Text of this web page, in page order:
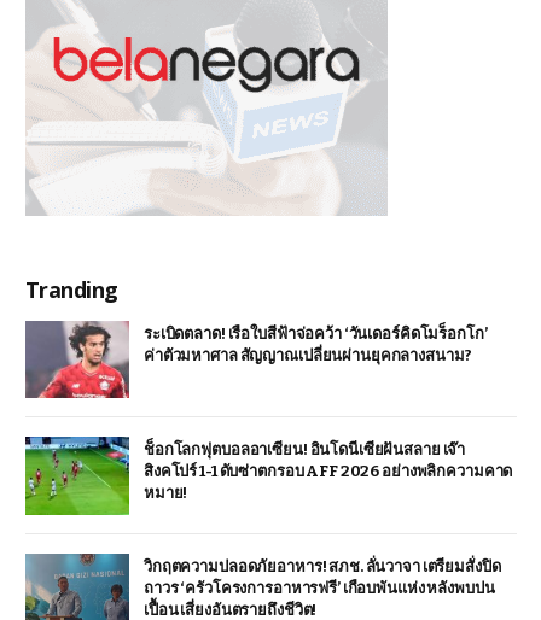
Tranding
ระเบิดตลาด! เรือใบสีฟ้าจ่อคว้า ‘วันเดอร์คิดโมร็อกโก’
ค่าตัวมหาศาล สัญญาณเปลี่ยนผ่านยุคกลางสนาม?
ช็อกโลกฟุตบอลอาเซียน! อินโดนีเซียฝันสลาย เจ๊า
สิงคโปร์ 1-1 ดับซ่าตกรอบ AFF 2026 อย่างพลิกความคาด
หมาย!
วิกฤตความปลอดภัยอาหาร! สภช. ลั่นวาจา เตรียมสั่งปิด
ถาวร ‘ครัวโครงการอาหารฟรี’ เกือบพันแห่ง หลังพบปน
เปื้อน เสี่ยงอันตรายถึงชีวิต!